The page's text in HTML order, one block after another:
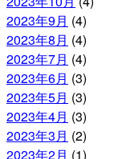
2023年9月 (4)
2023年8月 (4)
2023年7月 (4)
2023年6月 (3)
2023年5月 (3)
2023年4月 (3)
2023年3月 (2)
2023年2月 (1)